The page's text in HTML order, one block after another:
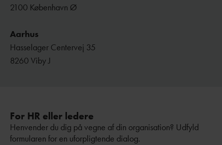
2100 København Ø
Aarhus
Hasselager Centervej 35
8260 Viby J
For HR eller ledere
Henvender du dig på vegne af din organisation? Udfyld
formularen for en uforpligtende dialog.